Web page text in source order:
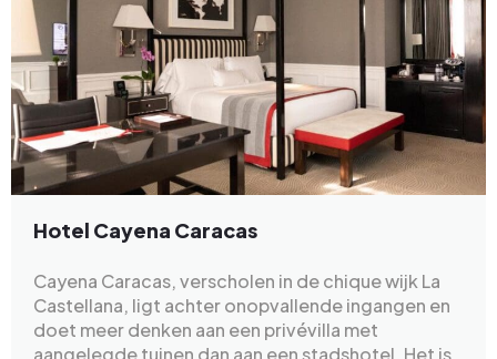
Hotel Cayena Caracas
Cayena Caracas, verscholen in de chique wijk La
Castellana, ligt achter onopvallende ingangen en
doet meer denken aan een privévilla met